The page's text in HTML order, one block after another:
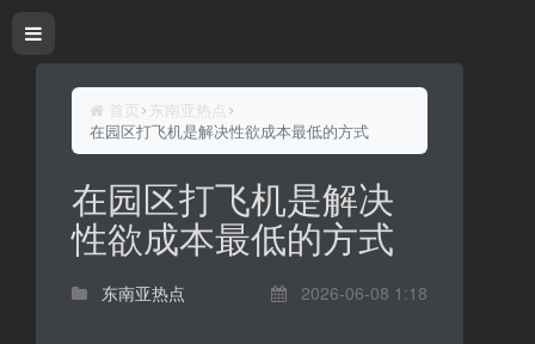
首页
东南亚热点
在园区打飞机是解决性欲成本最低的方式
在园区打飞机是解决
性欲成本最低的方式
东南亚热点 2026-06-08 1:18